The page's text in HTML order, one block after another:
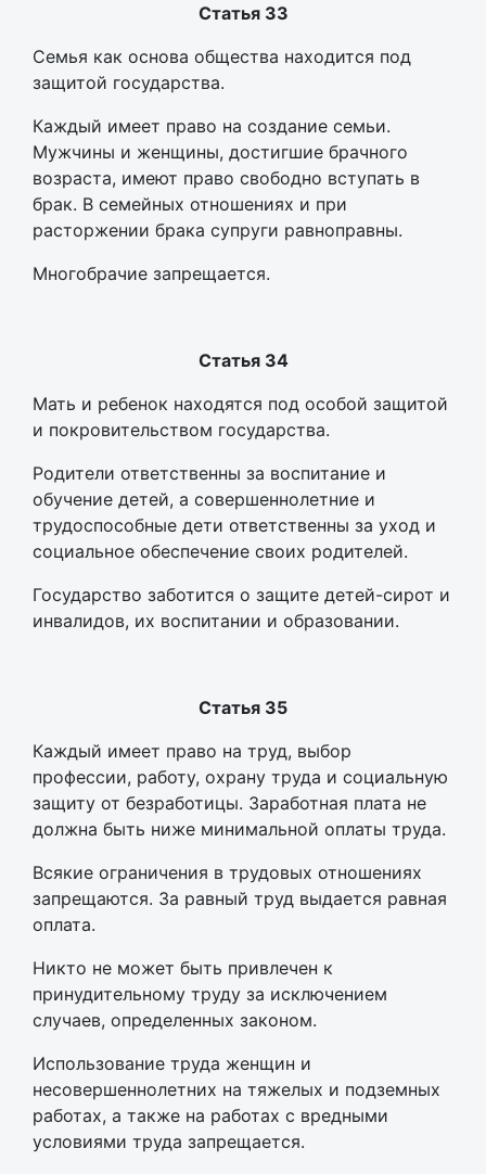
Статья 33
Семья как основа общества находится под
защитой государства.
Каждый имеет право на создание семьи.
Мужчины и женщины, достигшие брачного
возраста, имеют право свободно вступать в
брак. В семейных отношениях и при
расторжении брака супруги равноправны.
Многобрачие запрещается.
Статья 34
Мать и ребенок находятся под особой защитой
и покровительством государства.
Родители ответственны за воспитание и
обучение детей, а совершеннолетние и
трудоспособные дети ответственны за уход и
социальное обеспечение своих родителей.
Государство заботится о защите детей-сирот и
инвалидов, их воспитании и образовании.
Статья 35
Каждый имеет право на труд, выбор
профессии, работу, охрану труда и социальную
защиту от безработицы. Заработная плата не
должна быть ниже минимальной оплаты труда.
Всякие ограничения в трудовых отношениях
запрещаются. За равный труд выдается равная
оплата.
Никто не может быть привлечен к
принудительному труду за исключением
случаев, определенных законом.
Использование труда женщин и
несовершеннолетних на тяжелых и подземных
работах, а также на работах с вредными
условиями труда запрещается.